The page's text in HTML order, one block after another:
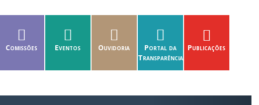
Comissões Eventos Ouvidoria
Portal da
Transparência
Publicações